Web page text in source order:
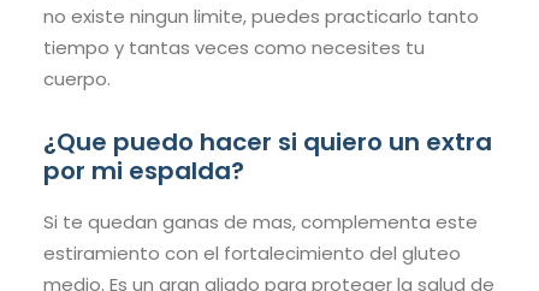
no existe ningun limite, puedes practicarlo tanto
tiempo y tantas veces como necesites tu
cuerpo.
¿Que puedo hacer si quiero un extra
por mi espalda?
Si te quedan ganas de mas, complementa este
estiramiento con el fortalecimiento del gluteo
medio. Es un gran aliado para proteger la salud de